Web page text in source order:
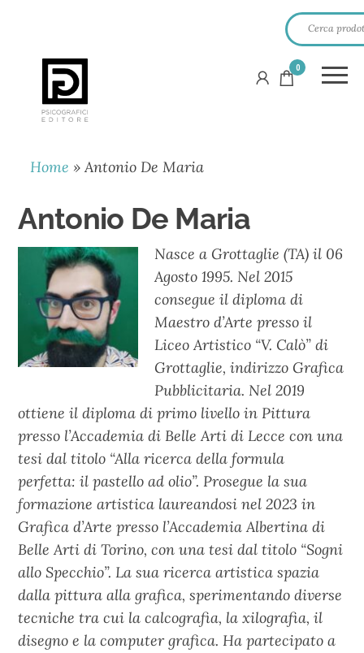
PSICOGRAFICI
EDITORE
0
Home »Antonio De Maria
Antonio De Maria
Nasce a Grottaglie (TA) il 06
Agosto 1995. Nel 2015
consegue il diploma di
Maestro d’Arte presso il
Liceo Artistico “V. Calò” di
Grottaglie, indirizzo Grafica
Pubblicitaria. Nel 2019
ottiene il diploma di primo livello in Pittura
presso l’Accademia di Belle Arti di Lecce con una
tesi dal titolo “Alla ricerca della formula
perfetta: il pastello ad olio”. Prosegue la sua
formazione artistica laureandosi nel 2023 in
Grafica d’Arte presso l’Accademia Albertina di
Belle Arti di Torino, con una tesi dal titolo “Sogni
allo Specchio”. La sua ricerca artistica spazia
dalla pittura alla grafica, sperimentando diverse
tecniche tra cui la calcografia, la xilografia, il
disegno e la computer grafica. Ha partecipato a